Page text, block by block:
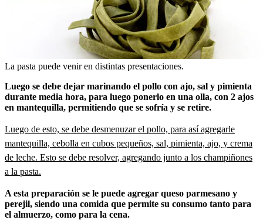
La pasta puede venir en distintas presentaciones.
Luego se debe dejar marinando el pollo con ajo, sal y pimienta
durante media hora, para luego ponerlo en una olla, con 2 ajos
en mantequilla, permitiendo que se sofría y se retire.
Luego de esto, se debe desmenuzar el pollo, para así agregarle
mantequilla, cebolla en cubos pequeños, sal, pimienta, ajo, y crema
de leche. Esto se debe resolver, agregando junto a los champiñones
a la pasta.
A esta preparación se le puede agregar queso parmesano y
perejil, siendo una comida que permite su consumo tanto para
el almuerzo, como para la cena.